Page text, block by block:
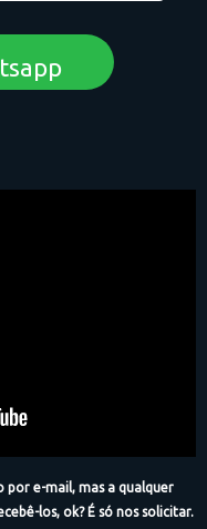
e-mail, mas a qualquer
los, ok? É só nos solicitar.